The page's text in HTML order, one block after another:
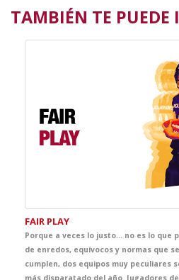
TAMBIÉN TE PUEDE
FAIR PLAY
Porque a veces lo justo… no es lo que
de enredos, equívocos y normas que
cumplen, dos equipos muy peculiares
más disparatado del año. Jugadores